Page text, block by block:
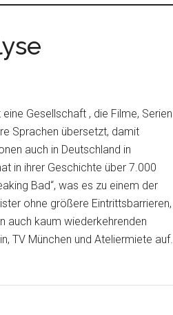
Gesellschaft , die Filme, Serien
Sprachen übersetzt, damit
auch in Deutschland in
in ihrer Geschichte über 7.000
Bad“, was es zu einem der
ohne größere Eintrittsbarrieren,
auch kaum wiederkehrenden
TV München und Ateliermiete auf.